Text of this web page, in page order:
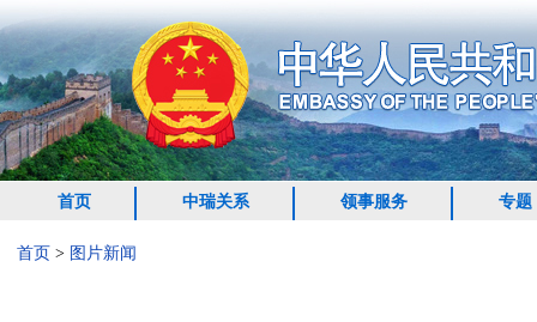
首页 中瑞关系 领事服务 专题
首页 > 图片新闻